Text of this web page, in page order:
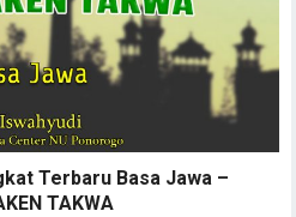
Terbaru Basa Jawa –
TAKWA